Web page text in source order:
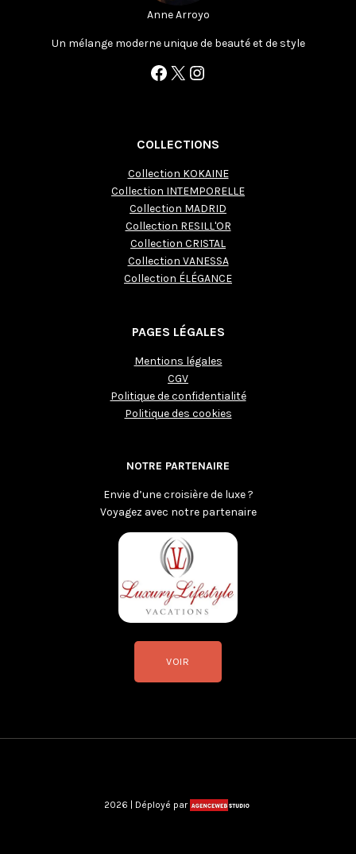
Anne Arroyo
Un mélange moderne unique de beauté et de style
Facebook
X Instagram
COLLECTIONS
Collection KOKAINE
Collection INTEMPORELLE
Collection MADRID
Collection RESILL'OR
Collection CRISTAL
Collection VANESSA
Collection ÉLÉGANCE
PAGES LÉGALES
Mentions légales
CGV
Politique de confidentialité
Politique des cookies
NOTRE PARTENAIRE
Envie d’une croisière de luxe ?
Voyagez avec notre partenaire
VOIR
2026 | Déployé par